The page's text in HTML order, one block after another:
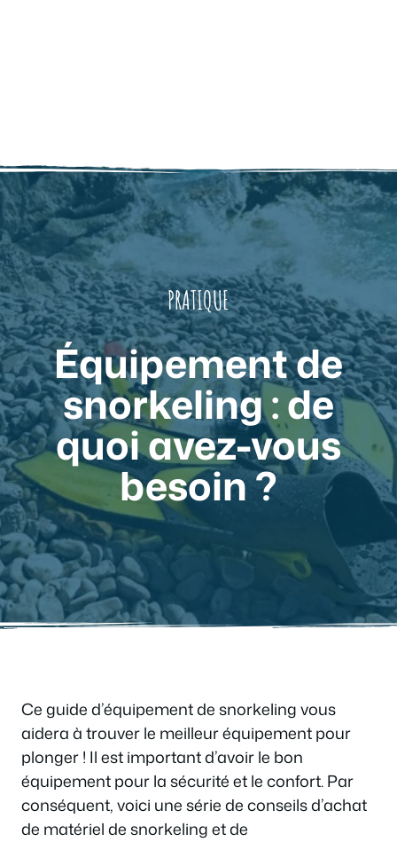
PRATIQUE
Équipement de
snorkeling : de
quoi avez-vous
besoin ?
Ce guide d’équipement de snorkeling vous
aidera à trouver le meilleur équipement pour
plonger ! Il est important d’avoir le bon
équipement pour la sécurité et le confort. Par
conséquent, voici une série de conseils d’achat
de matériel de snorkeling et de